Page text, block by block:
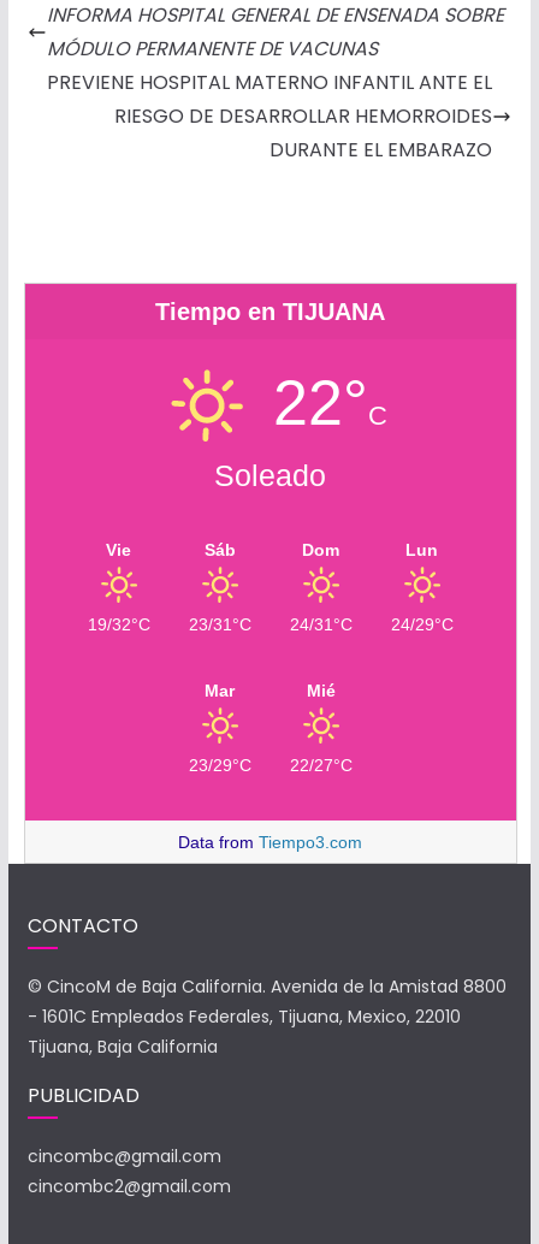
o
n
g
e
r
A
p
o
k
.
t
i
INFORMA HOSPITAL GENERAL DE ENSENADA SOBRE
MÓDULO PERMANENTE DE VACUNAS
PREVIENE HOSPITAL MATERNO INFANTIL ANTE EL
RIESGO DE DESARROLLAR HEMORROIDES
DURANTE EL EMBARAZO
Tiempo en TIJUANA
22°C
Soleado
Vie
19/32°C
Sáb
23/31°C
Dom
24/31°C
Lun
24/29°C
Mar
23/29°C
Mié
22/27°C
Data fromTiempo3.com
CONTACTO
© CincoM de Baja California. Avenida de la Amistad 8800
- 1601C Empleados Federales, Tijuana, Mexico, 22010
Tijuana, Baja California
PUBLICIDAD
cincombc@gmail.com
cincombc2@gmail.com